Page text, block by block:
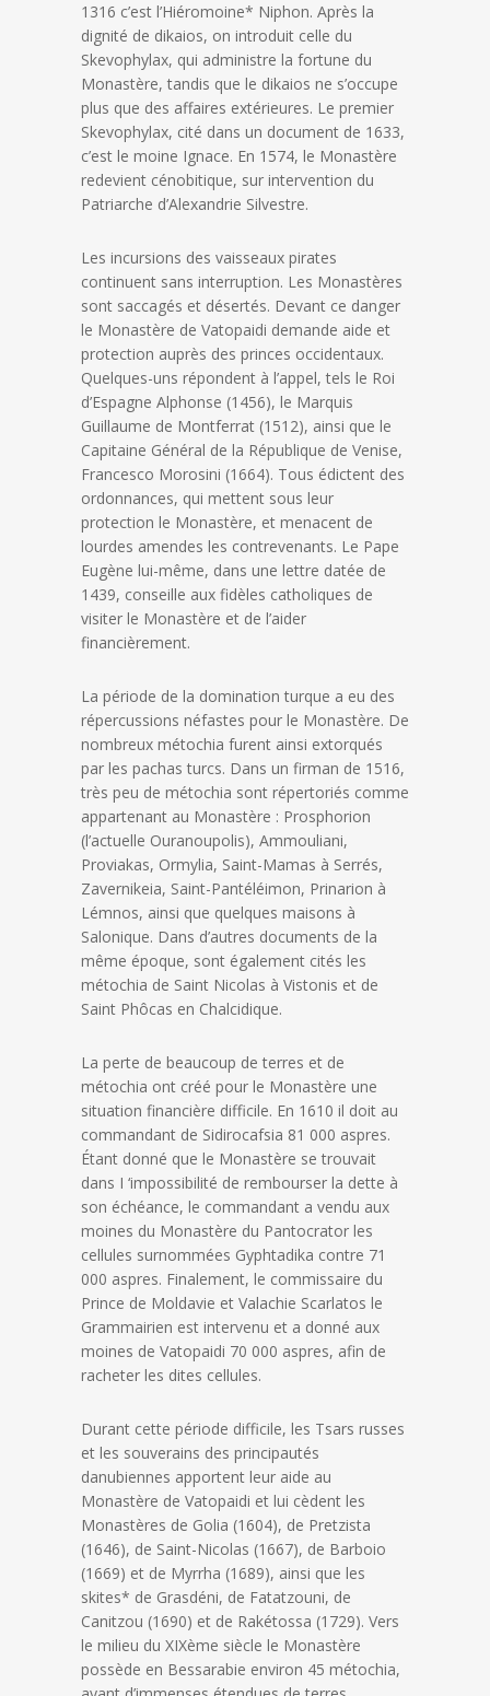
1316 c’est l’Hiéromoine* Niphon. Après la
dignité de dikaios, on introduit celle du
Skevophylax, qui administre la fortune du
Monastère, tandis que le dikaios ne s’occupe
plus que des affaires extérieures. Le premier
Skevophylax, cité dans un document de 1633,
c’est le moine Ignace. En 1574, le Monastère
redevient cénobitique, sur intervention du
Patriarche d’Alexandrie Silvestre.
Les incursions des vaisseaux pirates
continuent sans interruption. Les Monastères
sont saccagés et désertés. Devant ce danger
le Monastère de Vatopaidi demande aide et
protection auprès des princes occidentaux.
Quelques-uns répondent à l’appel, tels le Roi
d’Espagne Alphonse (1456), le Marquis
Guillaume de Montferrat (1512), ainsi que le
Capitaine Général de la République de Venise,
Francesco Morosini (1664). Tous édictent des
ordonnances, qui mettent sous leur
protection le Monastère, et menacent de
lourdes amendes les contrevenants. Le Pape
Eugène lui-même, dans une lettre datée de
1439, conseille aux fidèles catholiques de
visiter le Monastère et de l’aider
financièrement.
La période de la domination turque a eu des
répercussions néfastes pour le Monastère. De
nombreux métochia furent ainsi extorqués
par les pachas turcs. Dans un firman de 1516,
très peu de métochia sont répertoriés comme
appartenant au Monastère : Prosphorion
(l’actuelle Ouranoupolis), Ammouliani,
Proviakas, Ormylia, Saint-Mamas à Serrés,
Zavernikeia, Saint-Pantéléimon, Prinarion à
Lémnos, ainsi que quelques maisons à
Salonique. Dans d’autres documents de la
même époque, sont également cités les
métochia de Saint Nicolas à Vistonis et de
Saint Phôcas en Chalcidique.
La perte de beaucoup de terres et de
métochia ont créé pour le Monastère une
situation financière difficile. En 1610 il doit au
commandant de Sidirocafsia 81 000 aspres.
Étant donné que le Monastère se trouvait
dans I ‘impossibilité de rembourser la dette à
son échéance, le commandant a vendu aux
moines du Monastère du Pantocrator les
cellules surnommées Gyphtadika contre 71
000 aspres. Finalement, le commissaire du
Prince de Moldavie et Valachie Scarlatos le
Grammairien est intervenu et a donné aux
moines de Vatopaidi 70 000 aspres, afin de
racheter les dites cellules.
Durant cette période difficile, les Tsars russes
et les souverains des principautés
danubiennes apportent leur aide au
Monastère de Vatopaidi et lui cèdent les
Monastères de Golia (1604), de Pretzista
(1646), de Saint-Nicolas (1667), de Barboio
(1669) et de Myrrha (1689), ainsi que les
skites* de Grasdéni, de Fatatzouni, de
Canitzou (1690) et de Rakétossa (1729). Vers
le milieu du XIXème siècle le Monastère
possède en Bessarabie environ 45 métochia,